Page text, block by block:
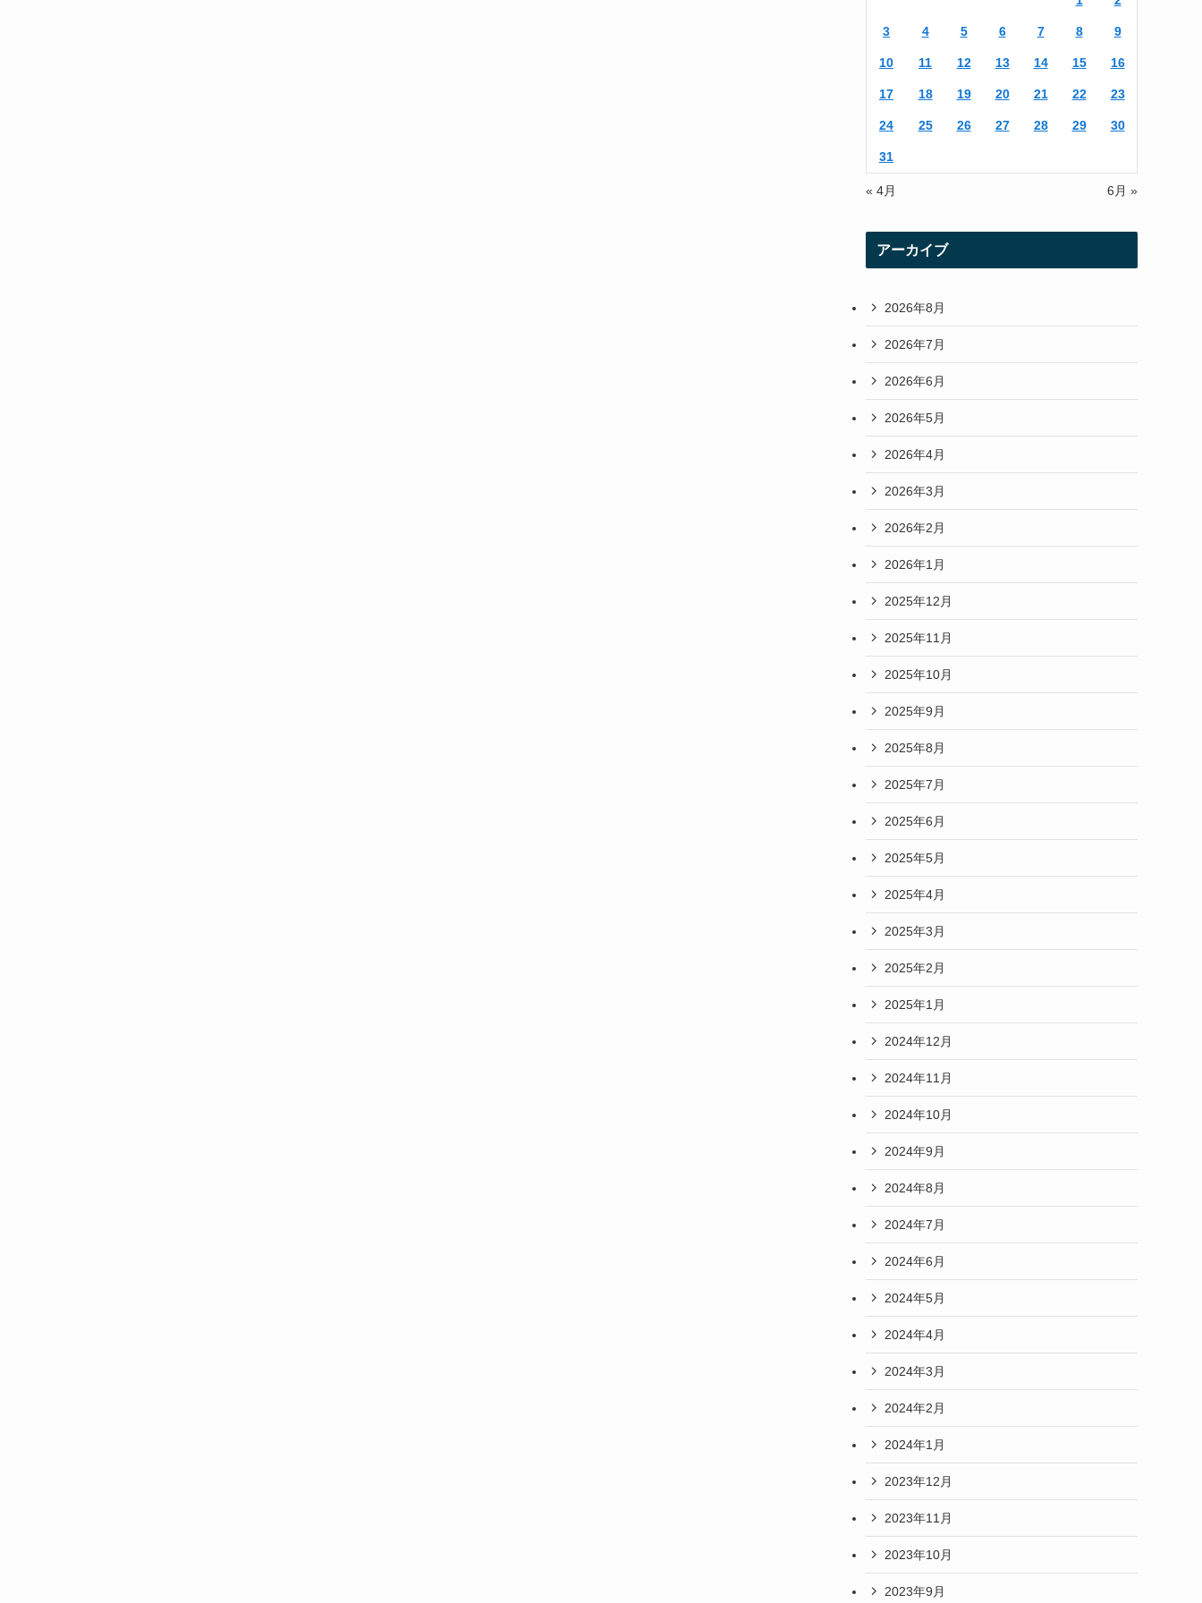
3 4 5 6 7 8 9
10 11 12 13 14 15 16
17 18 19 20 21 22 23
24 25 26 27 28 29 30
31
« 4月 6月 »
アーカイブ
2026年8月
2026年7月
2026年6月
2026年5月
2026年4月
2026年3月
2026年2月
2026年1月
2025年12月
2025年11月
2025年10月
2025年9月
2025年8月
2025年7月
2025年6月
2025年5月
2025年4月
2025年3月
2025年2月
2025年1月
2024年12月
2024年11月
2024年10月
2024年9月
2024年8月
2024年7月
2024年6月
2024年5月
2024年4月
2024年3月
2024年2月
2024年1月
2023年12月
2023年11月
2023年10月
2023年9月